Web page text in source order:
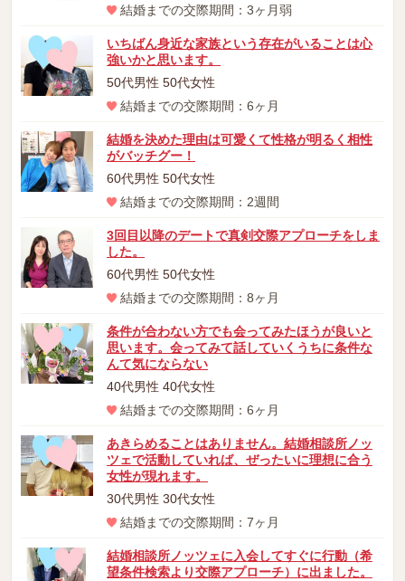
結婚までの交際期間：3ヶ月弱
いちばん身近な家族という存在がいることは心
強いかと思います。
50代男性 50代女性
結婚までの交際期間：6ヶ月
結婚を決めた理由は可愛くて性格が明るく相性
がバッチグー！
60代男性 50代女性
結婚までの交際期間：2週間
3回目以降のデートで真剣交際アプローチをしま
した。
60代男性 50代女性
結婚までの交際期間：8ヶ月
条件が合わない方でも会ってみたほうが良いと
思います。会ってみて話していくうちに条件な
んて気にならない
40代男性 40代女性
結婚までの交際期間：6ヶ月
あきらめることはありません。結婚相談所ノッ
ツェで活動していれば、ぜったいに理想に合う
女性が現れます。
30代男性 30代女性
結婚までの交際期間：7ヶ月
結婚相談所ノッツェに入会してすぐに行動（希
望条件検索より交際アプローチ）に出ました。